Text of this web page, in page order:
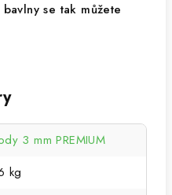
se tak můžete
3 mm PREMIUM
kg